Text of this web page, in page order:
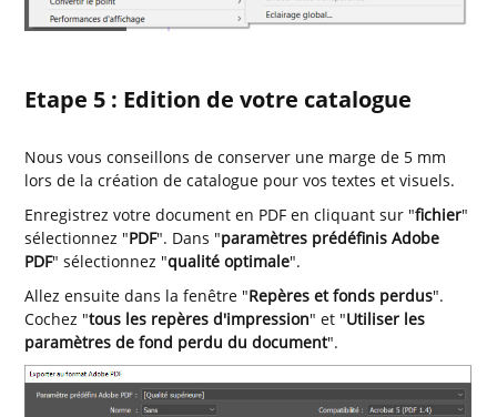
Etape 5 : Edition de votre catalogue
Nous vous conseillons de conserver une marge de 5 mm
lors de la création de catalogue pour vos textes et visuels.
Enregistrez votre document en PDF en cliquant sur "fichier"
sélectionnez "PDF". Dans "paramètres prédéfinis Adobe
PDF" sélectionnez "qualité optimale".
Allez ensuite dans la fenêtre "Repères et fonds perdus".
Cochez "tous les repères d'impression" et "Utiliser les
paramètres de fond perdu du document".